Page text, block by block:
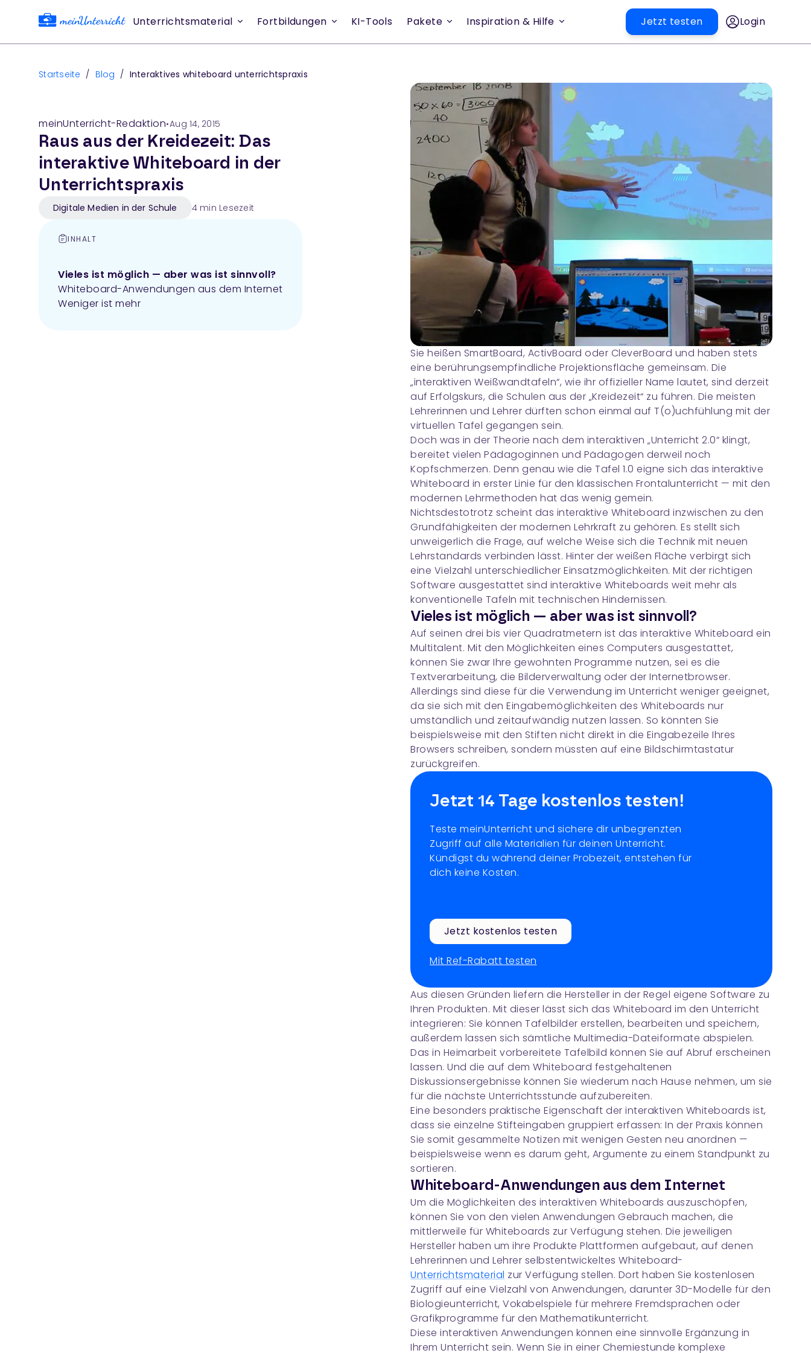
Unterrichtsmaterial Fortbildungen KI-Tools Pakete Inspiration & Hilfe Jetzt testen Login
Startseite / Blog / Interaktives whiteboard unterrichtspraxis
meinUnterricht-Redaktion•Aug 14, 2015
Raus aus der Kreidezeit: Das
interaktive Whiteboard in der
Unterrichtspraxis
Digitale Medien in der Schule 4min Lesezeit
INHALT
Vieles ist möglich — aber was ist sinnvoll?
Whiteboard-Anwendungen aus dem Internet
Weniger ist mehr
Sie heißen SmartBoard, ActivBoard oder CleverBoard und haben stets
eine berührungsempfindliche Projektionsfläche gemeinsam. Die
„interaktiven Weißwandtafeln“, wie ihr offizieller Name lautet, sind derzeit
auf Erfolgskurs, die Schulen aus der „Kreidezeit“ zu führen. Die meisten
Lehrerinnen und Lehrer dürften schon einmal auf T(o)uchfühlung mit der
virtuellen Tafel gegangen sein.
Doch was in der Theorie nach dem interaktiven „Unterricht 2.0“ klingt,
bereitet vielen Pädagoginnen und Pädagogen derweil noch
Kopfschmerzen. Denn genau wie die Tafel 1.0 eigne sich das interaktive
Whiteboard in erster Linie für den klassischen Frontalunterricht — mit den
modernen Lehrmethoden hat das wenig gemein.
Nichtsdestotrotz scheint das interaktive Whiteboard inzwischen zu den
Grundfähigkeiten der modernen Lehrkraft zu gehören. Es stellt sich
unweigerlich die Frage, auf welche Weise sich die Technik mit neuen
Lehrstandards verbinden lässt. Hinter der weißen Fläche verbirgt sich
eine Vielzahl unterschiedlicher Einsatzmöglichkeiten. Mit der richtigen
Software ausgestattet sind interaktive Whiteboards weit mehr als
konventionelle Tafeln mit technischen Hindernissen.
Vieles ist möglich — aber was ist sinnvoll?
Auf seinen drei bis vier Quadratmetern ist das interaktive Whiteboard ein
Multitalent. Mit den Möglichkeiten eines Computers ausgestattet,
können Sie zwar Ihre gewohnten Programme nutzen, sei es die
Textverarbeitung, die Bilderverwaltung oder der Internetbrowser.
Allerdings sind diese für die Verwendung im Unterricht weniger geeignet,
da sie sich mit den Eingabemöglichkeiten des Whiteboards nur
umständlich und zeitaufwändig nutzen lassen. So könnten Sie
beispielsweise mit den Stiften nicht direkt in die Eingabezeile Ihres
Browsers schreiben, sondern müssten auf eine Bildschirmtastatur
zurückgreifen.
Jetzt 14 Tage kostenlos testen!
Teste meinUnterricht und sichere dir unbegrenzten
Zugriff auf alle Materialien für deinen Unterricht.
Kündigst du während deiner Probezeit, entstehen für
dich keine Kosten.
Jetzt kostenlos testen
Mit Ref-Rabatt testen
Aus diesen Gründen liefern die Hersteller in der Regel eigene Software zu
Ihren Produkten. Mit dieser lässt sich das Whiteboard im den Unterricht
integrieren: Sie können Tafelbilder erstellen, bearbeiten und speichern,
außerdem lassen sich sämtliche Multimedia-Dateiformate abspielen.
Das in Heimarbeit vorbereitete Tafelbild können Sie auf Abruf erscheinen
lassen. Und die auf dem Whiteboard festgehaltenen
Diskussionsergebnisse können Sie wiederum nach Hause nehmen, um sie
für die nächste Unterrichtsstunde aufzubereiten.
Eine besonders praktische Eigenschaft der interaktiven Whiteboards ist,
dass sie einzelne Stifteingaben gruppiert erfassen: In der Praxis können
Sie somit gesammelte Notizen mit wenigen Gesten neu anordnen —
beispielsweise wenn es darum geht, Argumente zu einem Standpunkt zu
sortieren.
Whiteboard-Anwendungen aus dem Internet
Um die Möglichkeiten des interaktiven Whiteboards auszuschöpfen,
können Sie von den vielen Anwendungen Gebrauch machen, die
mittlerweile für Whiteboards zur Verfügung stehen. Die jeweiligen
Hersteller haben um ihre Produkte Plattformen aufgebaut, auf denen
Lehrerinnen und Lehrer selbstentwickeltes Whiteboard-
Unterrichtsmaterial zur Verfügung stellen. Dort haben Sie kostenlosen
Zugriff auf eine Vielzahl von Anwendungen, darunter 3D-Modelle für den
Biologieunterricht, Vokabelspiele für mehrere Fremdsprachen oder
Grafikprogramme für den Mathematikunterricht.
Diese interaktiven Anwendungen können eine sinnvolle Ergänzung in
Ihrem Unterricht sein. Wenn Sie in einer Chemiestunde komplexe